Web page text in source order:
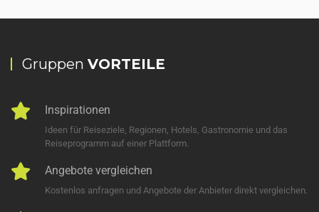
Gruppen VORTEILE
Inspirationen
Ideen für Reiseziele, Regionen, Hotels, Gastronomie und das
Reiseprogramm auf einer Plattform.
Angebote vergleichen
Kostenlos anfragen und Angebote der Anbieter direkt vergleichen.